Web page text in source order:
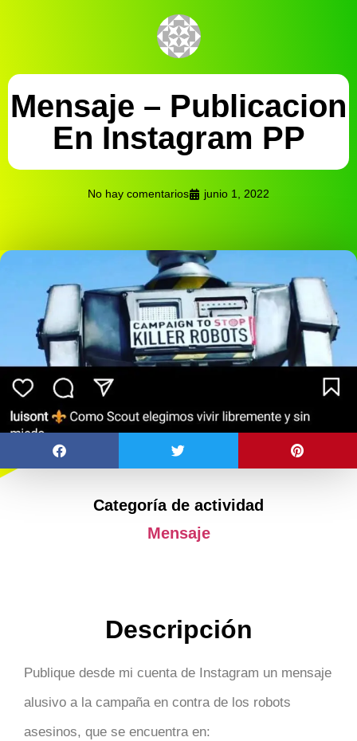
Mensaje – Publicacion
En Instagram PP
No hay comentarios junio 1, 2022
Categoría de actividad
Mensaje
Descripción
Publique desde mi cuenta de Instagram un mensaje
alusivo a la campaña en contra de los robots
asesinos, que se encuentra en: